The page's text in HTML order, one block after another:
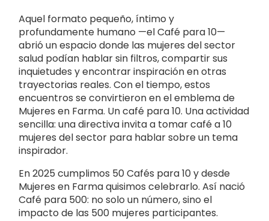
Aquel formato pequeño, íntimo y
profundamente humano —el Café para 10—
abrió un espacio donde las mujeres del sector
salud podían hablar sin filtros, compartir sus
inquietudes y encontrar inspiración en otras
trayectorias reales. Con el tiempo, estos
encuentros se convirtieron en el emblema de
Mujeres en Farma. Un café para 10. Una actividad
sencilla: una directiva invita a tomar café a 10
mujeres del sector para hablar sobre un tema
inspirador.
En 2025 cumplimos 50 Cafés para 10 y desde
Mujeres en Farma quisimos celebrarlo. Así nació
Café para 500: no solo un número, sino el
impacto de las 500 mujeres participantes.